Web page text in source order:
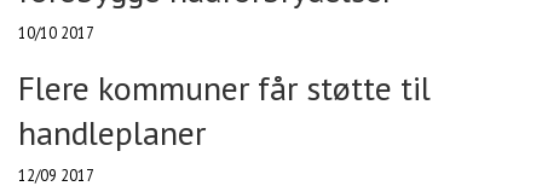
10/10 2017
Flere kommuner får støtte til
handleplaner
12/09 2017